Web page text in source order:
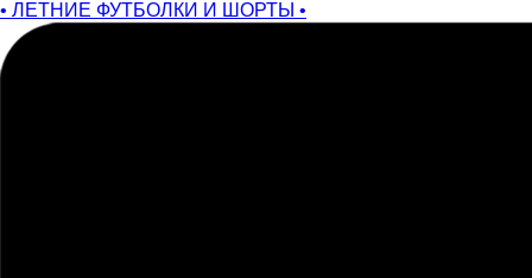
• ЛЕТНИЕ ФУТБОЛКИ И ШОРТЫ •